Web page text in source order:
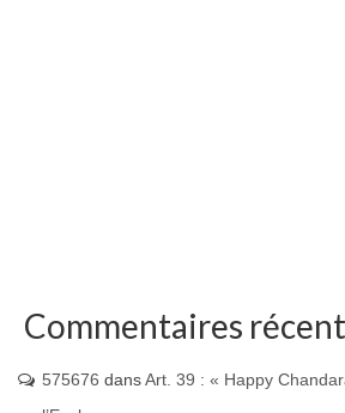
Commentaires
575676 dansArt. 39 : « Happy